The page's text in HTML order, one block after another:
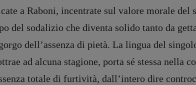
ARCHIVIO E AUTORI
Tribunale Milano n° 5864/2023 – cod. fis. 97943720157 –
a Raboni, incentrate sul valore morale del
del sodalizio che diventa solido tanto da
dell’assenza di pietà. La lingua del
ad alcuna stagione, porta sé stessa nella
totale di furtività, dall’intero dire